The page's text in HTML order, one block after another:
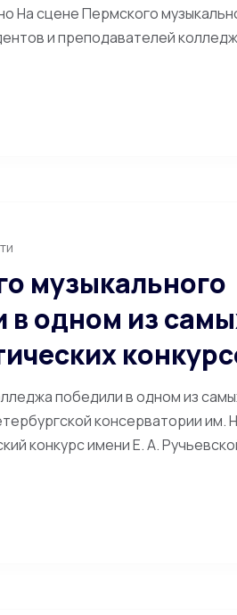
На сцене Пермского
и преподавателей
музыкального
в одном из
победили в одном из
консерватории им.
конкурс имени Е. А.